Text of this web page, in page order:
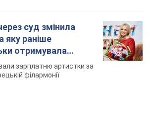
суд змінила
яку раніше
отримувала
зарплатню артистки за
філармонії